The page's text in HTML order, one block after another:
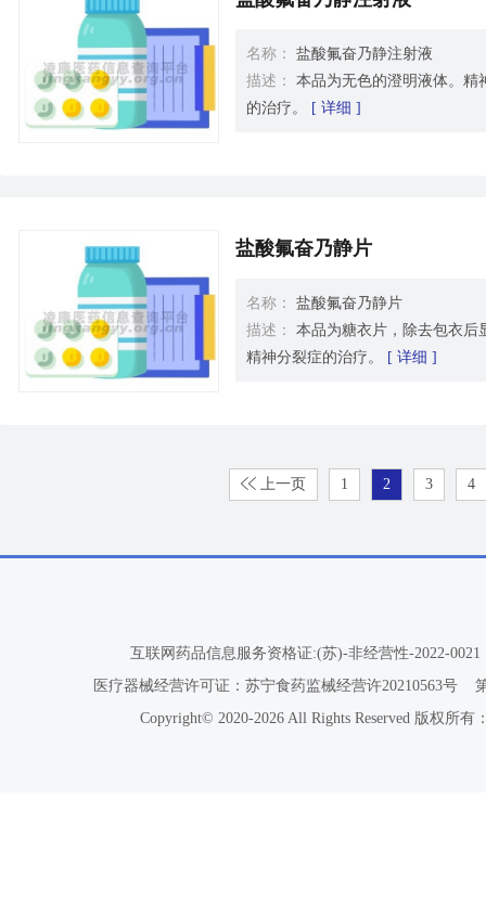
名称：
盐酸氟奋乃静注射液
描述：
本品为无色的澄明液体。精
的治疗。
[ 详细 ]
盐酸氟奋乃静片
名称：
盐酸氟奋乃静片
描述：
本品为糖衣片，除去包衣后
精神分裂症的治疗。
[ 详细 ]
上一页 1 2 3 4
互联网药品信息服务资格证:(苏)-非经营性-2022-0021
医疗器械经营许可证：苏宁食药监械经营许20210563号
Copyright© 2020-2026 All Rights Reserved 版权所